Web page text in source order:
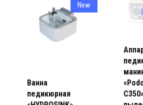
New
Ванна
педикюрная